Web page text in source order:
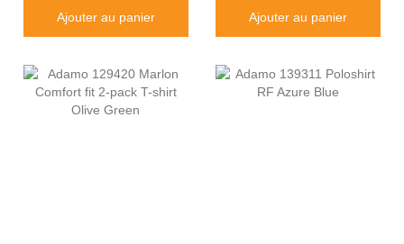
Ajouter au panier Ajouter au panier